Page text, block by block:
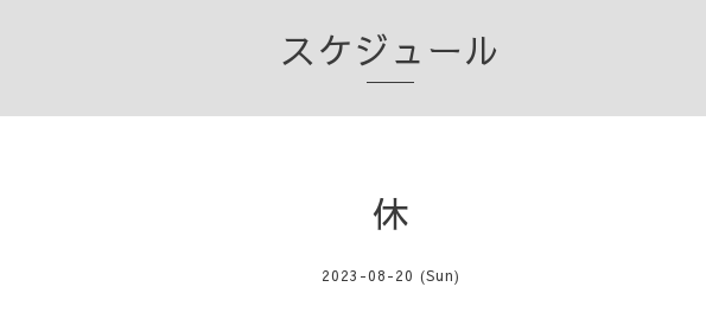
スケジュール
休
2023-08-20 (Sun)